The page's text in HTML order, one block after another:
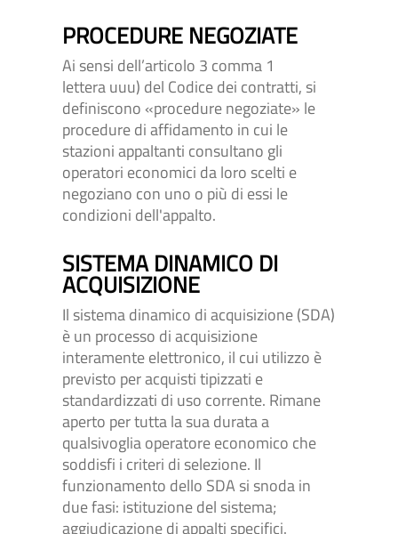
PROCEDURE NEGOZIATE
Ai sensi dell’articolo 3 comma 1
lettera uuu) del Codice dei contratti, si
definiscono «procedure negoziate» le
procedure di affidamento in cui le
stazioni appaltanti consultano gli
operatori economici da loro scelti e
negoziano con uno o più di essi le
condizioni dell'appalto.
SISTEMA DINAMICO DI
ACQUISIZIONE
Il sistema dinamico di acquisizione (SDA)
è un processo di acquisizione
interamente elettronico, il cui utilizzo è
previsto per acquisti tipizzati e
standardizzati di uso corrente. Rimane
aperto per tutta la sua durata a
qualsivoglia operatore economico che
soddisfi i criteri di selezione. Il
funzionamento dello SDA si snoda in
due fasi: istituzione del sistema;
aggiudicazione di appalti specifici.